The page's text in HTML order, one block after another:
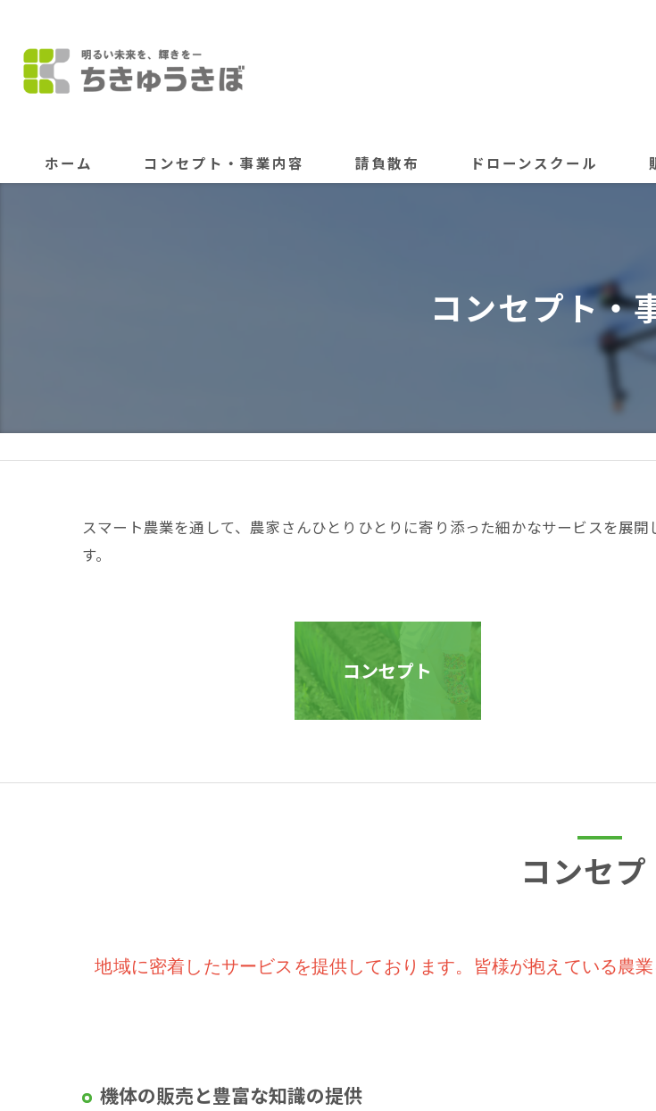
ホーム コンセプト・事業内容 請負散布 ドローンスクール
コンセプト・
スマート農業を通して、農家さんひとりひとりに寄り添った細かなサービスを展
す。
コンセプト
コンセプ
地域に密着したサービスを提供しております。皆様が抱えている農
機体の販売と豊富な知識の提供